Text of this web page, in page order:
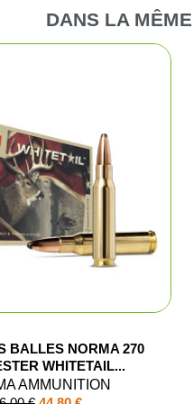
et enfantDANS LA MÊME
BALLES NORMA 270
WHITETAIL...
AMMUNITION